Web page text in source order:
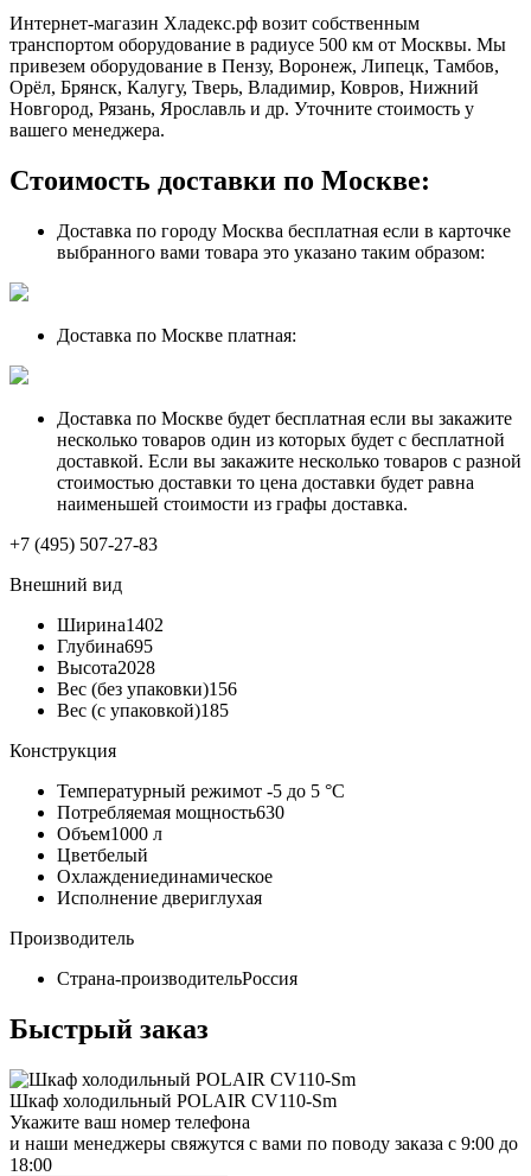
Интернет-магазин Хладекс.рф возит собственным
транспортом оборудование в радиусе 500 км от Москвы. Мы
привезем оборудование в Пензу, Воронеж, Липецк, Тамбов,
Орёл, Брянск, Калугу, Тверь, Владимир, Ковров, Нижний
Новгород, Рязань, Ярославль и др. Уточните стоимость у
вашего менеджера.
Стоимость доставки по Москве:
Доставка по городу Москва бесплатная если в карточке
выбранного вами товара это указано таким образом:
Доставка по Москве платная:
Доставка по Москве будет бесплатная если вы закажите
несколько товаров один из которых будет с бесплатной
доставкой. Если вы закажите несколько товаров с разной
стоимостью доставки то цена доставки будет равна
наименьшей стоимости из графы доставка.
+7 (495) 507-27-83
Внешний вид
Ширина1402
Глубина695
Высота2028
Вес (без упаковки)156
Вес (с упаковкой)185
Конструкция
Температурный режимот -5 до 5 °C
Потребляемая мощность630
Объем1000 л
Цветбелый
Охлаждениединамическое
Исполнение двериглухая
Производитель
Страна-производительРоссия
Быстрый заказ
Шкаф холодильный POLAIR CV110-Sm
Укажите ваш номер телефона
и наши менеджеры свяжутся с вами по поводу заказа с 9:00 до
18:00